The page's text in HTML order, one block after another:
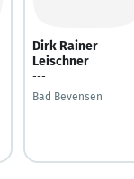
Dirk Rainer
Leischner
---
Bad Bevensen